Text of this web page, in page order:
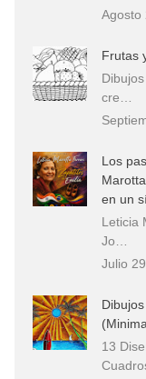
Agosto
Frutas
cre…
Los
en un
Leticia
Jo…
Julio
13